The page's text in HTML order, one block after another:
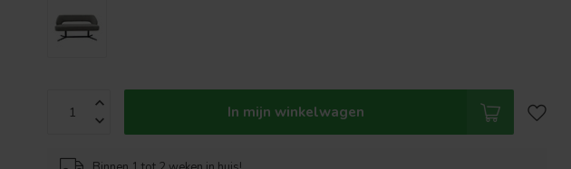
In mijn winkelwagen